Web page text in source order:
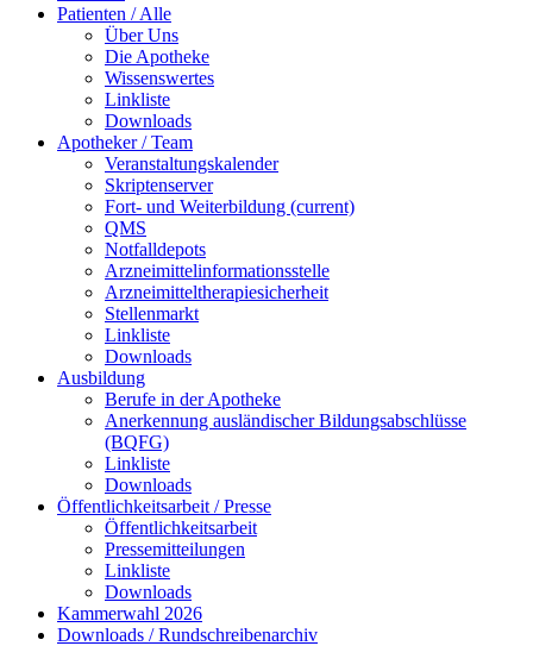
Patienten / Alle
Über Uns
Die Apotheke
Wissenswertes
Linkliste
Downloads
Apotheker / Team
Veranstaltungskalender
Skriptenserver
Fort- und Weiterbildung (current)
QMS
Notfalldepots
Arzneimittelinformationsstelle
Arzneimitteltherapiesicherheit
Stellenmarkt
Linkliste
Downloads
Ausbildung
Berufe in der Apotheke
Anerkennung ausländischer Bildungsabschlüsse
(BQFG)
Linkliste
Downloads
Öffentlichkeitsarbeit / Presse
Öffentlichkeitsarbeit
Pressemitteilungen
Linkliste
Downloads
Kammerwahl 2026
Downloads / Rundschreibenarchiv